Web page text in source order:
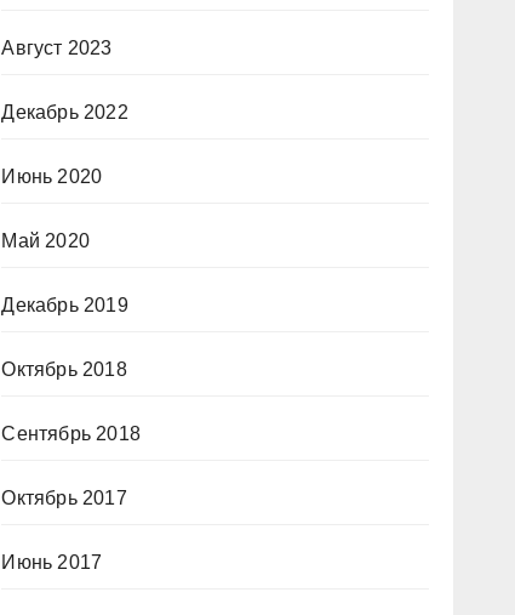
Август 2023
Декабрь 2022
Июнь 2020
Май 2020
Декабрь 2019
Октябрь 2018
Сентябрь 2018
Октябрь 2017
Июнь 2017